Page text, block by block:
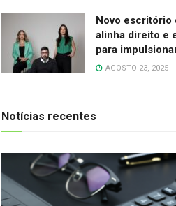
Novo escritório
alinha direito e
para
AGOSTO 23, 2025
Notícias recentes